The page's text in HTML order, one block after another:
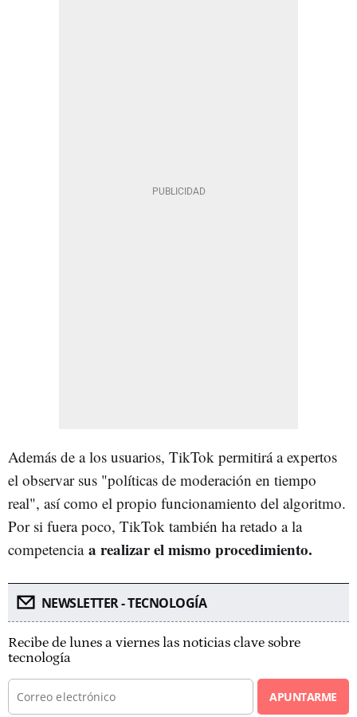
Además de a los usuarios, TikTok permitirá a expertos
el observar sus "políticas de moderación en tiempo
real", así como el propio funcionamiento del algoritmo.
Por si fuera poco, TikTok también ha retado a la
competencia a realizar el mismo procedimiento.
NEWSLETTER - TECNOLOGÍA
Recibe de lunes a viernes las noticias clave sobre
tecnología
APUNTARME